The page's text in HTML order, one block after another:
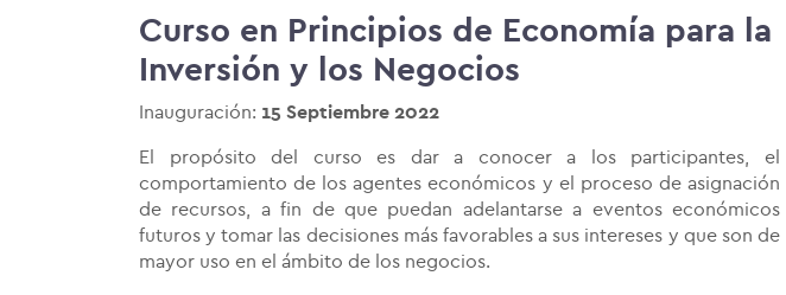
Curso en Principios de Economía para la
Inversión y los Negocios
Inauguración: 15 Septiembre 2022
El propósito del curso es dar a conocer a los participantes, el
comportamiento de los agentes económicos y el proceso de asignación
de recursos, a fin de que puedan adelantarse a eventos económicos
futuros y tomar las decisiones más favorables a sus intereses y que son de
mayor uso en el ámbito de los negocios.